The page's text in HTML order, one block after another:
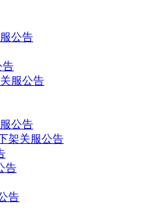
公告
告
服公告
公告
架关服公告
告
告